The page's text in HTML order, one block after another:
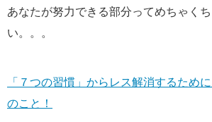
あなたが努力できる部分ってめちゃく
い。。。
「７つの習慣」からレス解消するため
のこと！